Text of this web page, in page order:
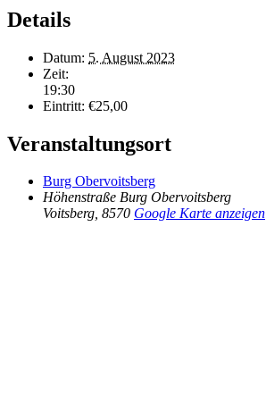
Details
Datum: 5. August 2023
Zeit:
19:30
Eintritt: €25,00
Veranstaltungsort
Burg Obervoitsberg
Höhenstraße Burg Obervoitsberg
Voitsberg, 8570 Google Karte anzeigen